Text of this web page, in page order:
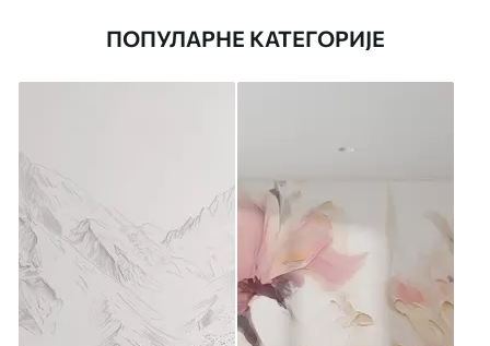
ПОПУЛАРНЕ КАТЕГОРИЈЕ